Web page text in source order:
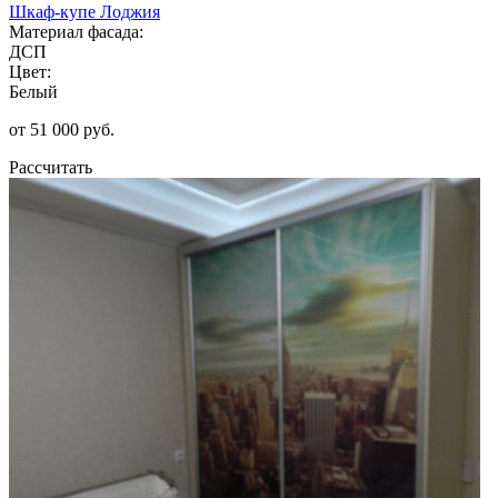
Шкаф-купе Лоджия
Материал фасада:
ДСП
Цвет:
Белый
от 51 000 руб.
Рассчитать